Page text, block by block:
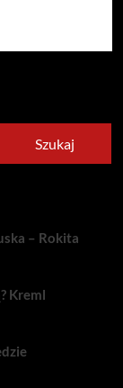
Szukaj
– Rokita
Kreml